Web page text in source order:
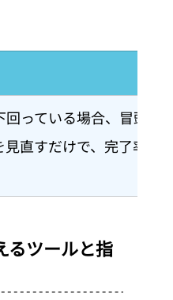
っている場合、冒頭の
見直すだけで、完了率が
るツールと指